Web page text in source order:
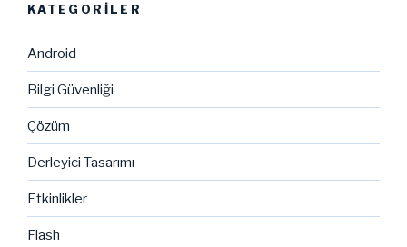
KATEGORILER
Android
Bilgi Güvenliği
Çözüm
Derleyici Tasarımı
Etkinlikler
Flash